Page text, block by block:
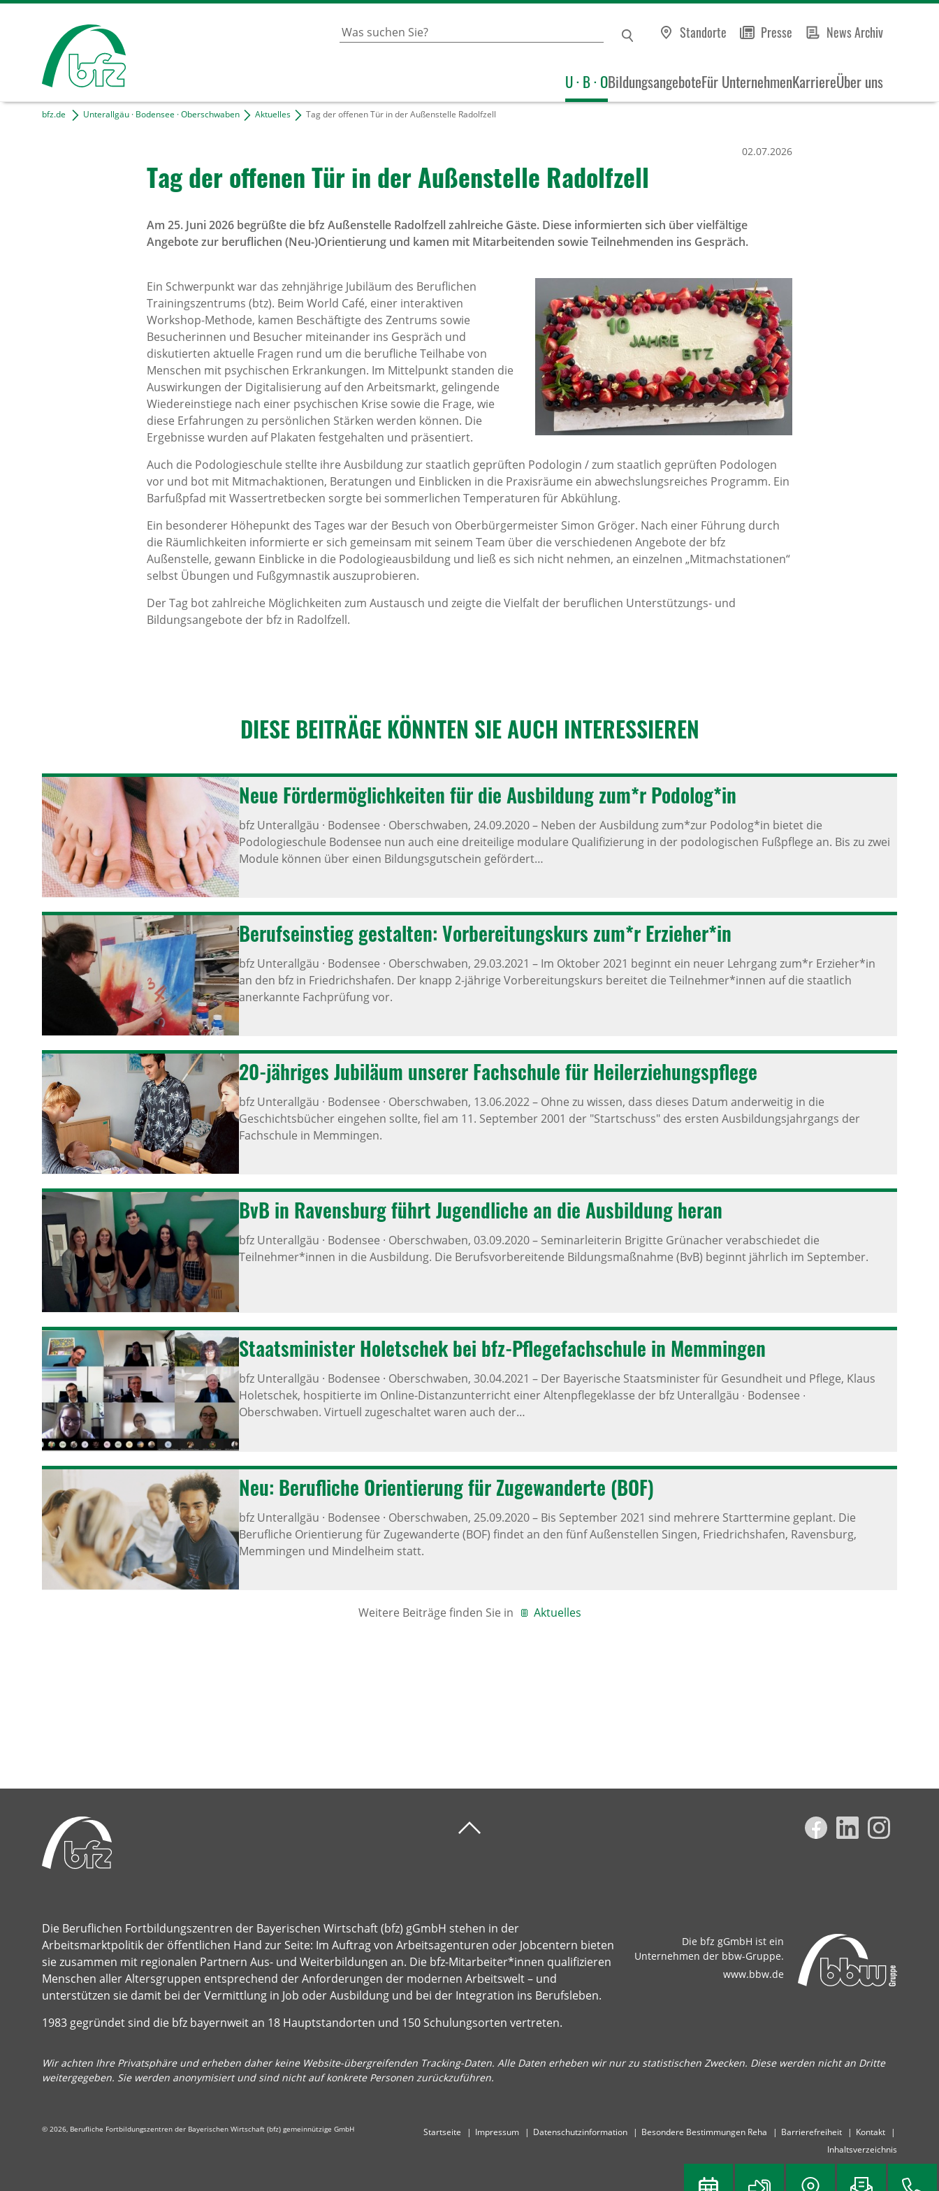
Standorte Presse News Archiv
U · B · OBildungsangeboteFür UnternehmenKarriereÜber uns
bfz.de Unterallgäu · Bodensee · Oberschwaben Aktuelles Tag der offenen Tür in der Außenstelle Radolfzell
Tag der offenen Tür in der Außen­stelle Radolf­zell
02.07.2026
Am 25. Juni 2026 begrüßte die bfz Außenstelle Radolfzell zahlreiche Gäste. Diese informierten sich über vielfältige
Angebote zur beruflichen (Neu-)Orientierung und kamen mit Mitarbeitenden sowie Teilnehmenden ins Gespräch.
Ein Schwerpunkt war das zehnjährige Jubiläum des Beruflichen
Trainingszentrums (btz). Beim World Café, einer interaktiven
Workshop-Methode, kamen Beschäftigte des Zentrums sowie
Besucherinnen und Besucher miteinander ins Gespräch und
diskutierten aktuelle Fragen rund um die berufliche Teilhabe von
Menschen mit psychischen Erkrankungen. Im Mittelpunkt standen die
Auswirkungen der Digitalisierung auf den Arbeitsmarkt, gelingende
Wiedereinstiege nach einer psychischen Krise sowie die Frage, wie
diese Erfahrungen zu persönlichen Stärken werden können. Die
Ergebnisse wurden auf Plakaten festgehalten und präsentiert.
Auch die Podologieschule stellte ihre Ausbildung zur staatlich geprüften Podologin / zum staatlich geprüften Podologen
vor und bot mit Mitmachaktionen, Beratungen und Einblicken in die Praxisräume ein abwechslungsreiches Programm. Ein
Barfußpfad mit Wassertretbecken sorgte bei sommerlichen Temperaturen für Abkühlung.
Ein besonderer Höhepunkt des Tages war der Besuch von Oberbürgermeister Simon Gröger. Nach einer Führung durch
die Räumlichkeiten informierte er sich gemeinsam mit seinem Team über die verschiedenen Angebote der bfz
Außenstelle, gewann Einblicke in die Podologieausbildung und ließ es sich nicht nehmen, an einzelnen „Mitmachstationen“
selbst Übungen und Fußgymnastik auszuprobieren.
Der Tag bot zahlreiche Möglichkeiten zum Austausch und zeigte die Vielfalt der beruflichen Unterstützungs- und
Bildungsangebote der bfz in Radolfzell.
DIESE BEITRÄGE KÖNNTEN SIE AUCH INTER­ES­SIEREN
Neue Förder­mög­lich­keiten für die Ausbil­dung zum*r Podolog*in
bfz Unterallgäu · Bodensee · Oberschwaben, 24.09.2020–Neben der Ausbildung zum*zur Podolog*in bietet die
Podologieschule Bodensee nun auch eine dreiteilige modulare Qualifizierung in der podologischen Fußpflege an. Bis zu zwei
Module können über einen Bildungsgutschein gefördert…
Berufs­ein­stieg gestalten: Vorbe­rei­tungs­kurs zum*r Erzieher*in
bfz Unterallgäu · Bodensee · Oberschwaben, 29.03.2021 –Im Oktober 2021 beginnt ein neuer Lehrgang zum*r Erzieher*in
an den bfz in Friedrichshafen. Der knapp 2-jährige Vorbereitungskurs bereitet die Teilnehmer*innen auf die staatlich
anerkannte Fachprüfung vor.
20-jähriges Jubi­läum unserer Fach­schule für Heiler­zie­hungs­pflege
bfz Unterallgäu · Bodensee · Oberschwaben, 13.06.2022–Ohne zu wissen, dass dieses Datum anderweitig in die
Geschichtsbücher eingehen sollte, fiel am 11. September 2001 der "Startschuss" des ersten Ausbildungsjahrgangs der
Fachschule in Memmingen.
BvB in Ravens­burg führt Jugend­liche an die Ausbil­dung heran
bfz Unterallgäu · Bodensee · Oberschwaben, 03.09.2020–Seminarleiterin Brigitte Grünacher verabschiedet die
Teilnehmer*innen in die Ausbildung. Die Berufsvorbereitende Bildungsmaßnahme (BvB) beginnt jährlich im September.
Staats­mi­nister Holet­schek bei bfz-Pfle­ge­fach­schule in Memmingen
bfz Unterallgäu · Bodensee · Oberschwaben, 30.04.2021 –Der Bayerische Staatsminister für Gesundheit und Pflege, Klaus
Holetschek, hospitierte im Online-Distanzunterricht einer Altenpflegeklasse der bfz Unterallgäu ∙ Bodensee ∙
Oberschwaben. Virtuell zugeschaltet waren auch der…
Neu: Beruf­liche Orien­tie­rung für Zuge­wan­derte (BOF)
bfz Unterallgäu · Bodensee · Oberschwaben, 25.09.2020–Bis September 2021 sind mehrere Starttermine geplant. Die
Berufliche Orientierung für Zugewanderte (BOF) findet an den fünf Außenstellen Singen, Friedrichshafen, Ravensburg,
Memmingen und Mindelheim statt.
Weitere Beiträge finden Sie in Aktuelles
Die Beruflichen Fortbildungszentren der Bayerischen Wirtschaft (bfz) gGmbH stehen in der
Arbeitsmarktpolitik der öffentlichen Hand zur Seite: Im Auftrag von Arbeitsagenturen oder Jobcentern bieten
sie zusammen mit regionalen Partnern Aus- und Weiterbildungen an. Die bfz-Mitarbeiter*innen qualifizieren
Menschen aller Altersgruppen entsprechend der Anforderungen der modernen Arbeitswelt – und
unterstützen sie damit bei der Vermittlung in Job oder Ausbildung und bei der Integration ins Berufsleben.
1983 gegründet sind die bfz bayernweit an 18 Hauptstandorten und 150 Schulungsorten vertreten.
Die bfz gGmbH ist ein
Unternehmen der bbw-Gruppe.
www.bbw.de
Wir achten Ihre Privatsphäre und erheben daher keine Website-übergreifenden Tracking-Daten. Alle Daten erheben wir nur zu statistischen Zwecken. Diese werden nicht an Dritte
weitergegeben. Sie werden anonymisiert und sind nicht auf konkrete Personen zurückzuführen.
© 2026, Berufliche Fortbildungszentren der Bayerischen Wirtschaft (bfz) gemeinnützige GmbH Startseite Impressum Datenschutzinformation Besondere Bestimmungen Reha Barrierefreiheit
Kontakt
Inhaltsverzeichnis